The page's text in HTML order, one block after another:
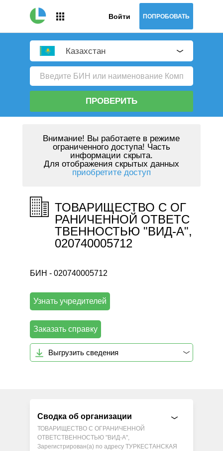
Войти ПОПРОБОВАТЬ
Казахстан
ПРОВЕРИТЬ
Внимание! Вы работаете в режиме
ограниченного доступа! Часть
информации скрыта.
Для отображения скрытых данных
приобретите доступ
ТОВАРИЩЕСТВО С ОГ
РАНИЧЕННОЙ ОТВЕТС
ТВЕННОСТЬЮ "ВИД-А",
020740005712
БИН - 020740005712
Узнать учредителей
Заказать справку
Выгрузить сведения
Сводка об организации
ТОВАРИЩЕСТВО С ОГРАНИЧЕННОЙ
ОТВЕТСТВЕННОСТЬЮ "ВИД-А",
Зарегистрирован(а) по адресу ТУРКЕСТАНСКАЯ